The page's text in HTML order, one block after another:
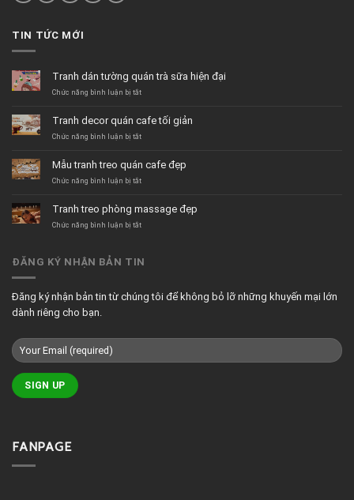
TIN TỨC MỚI
Tranh dán tường quán trà sữa hiện đại
Chức năng bình luận bị tắtở
tường
quán
hiện
đại
Tranh decor quán cafe tối giản
Chức năng bình luận bị tắtở
quán
cafe
Mẫu tranh treo quán cafe đẹp
Chức năng bình luận bị tắtở
treo
quán
Tranh treo phòng massage đẹp
Chức năng bình luận bị tắtở
phòng
ĐĂNG KÝ NHẬN BẢN TIN
Đăng ký nhận bản tin từ chúng tôi để không bỏ lỡ những khuyến mại lớn
dành riêng cho bạn.
FANPAGE